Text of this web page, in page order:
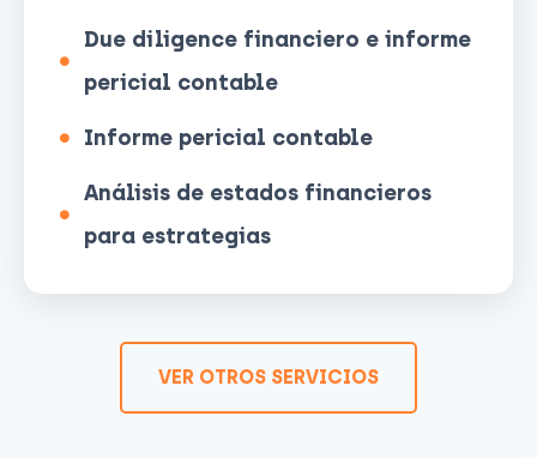
Due diligence financiero e informe
pericial contable
Informe pericial contable
Análisis de estados financieros
para estrategias
VER OTROS SERVICIOS